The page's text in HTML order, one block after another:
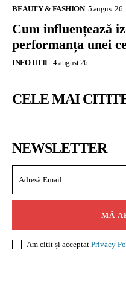
BEAUTY & FASHION 5 august 26
Cum influențează
performanța unei
INFO UTIL 4 august 26
CELE MAI
NEWSLETTER
MĂ
Am citit și acceptat Privacy